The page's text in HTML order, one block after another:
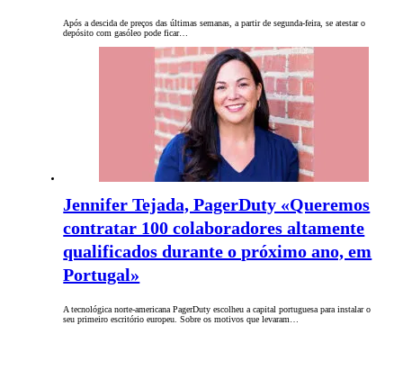
Após a descida de preços das últimas semanas, a partir de segunda-feira, se atestar o
depósito com gasóleo pode ficar…
Jennifer Tejada, PagerDuty «Queremos
contratar 100 colaboradores altamente
qualificados durante o próximo ano, em
Portugal»
A tecnológica norte-americana PagerDuty escolheu a capital portuguesa para instalar o
seu primeiro escritório europeu. Sobre os motivos que levaram…